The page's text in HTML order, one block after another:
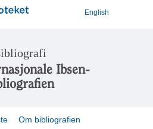
English
Ibsen-
Om bibliografien